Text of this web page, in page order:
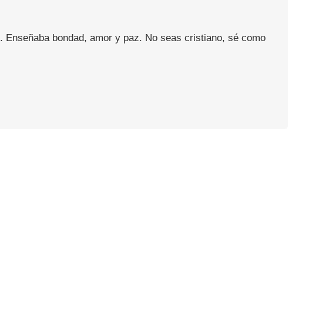
bondad, amor y paz. No seas cristiano, sé como